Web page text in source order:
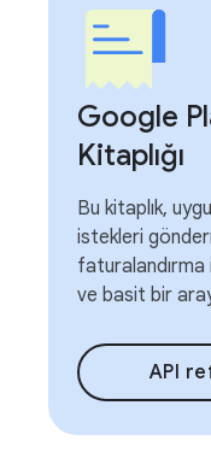
Google
Kitaplığı
Bu kitaplık,
istekleri
ve basit bir
API